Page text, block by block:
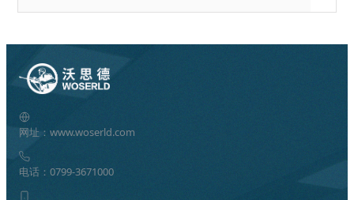
网址：www.woserld.com
电话：0799-3671000